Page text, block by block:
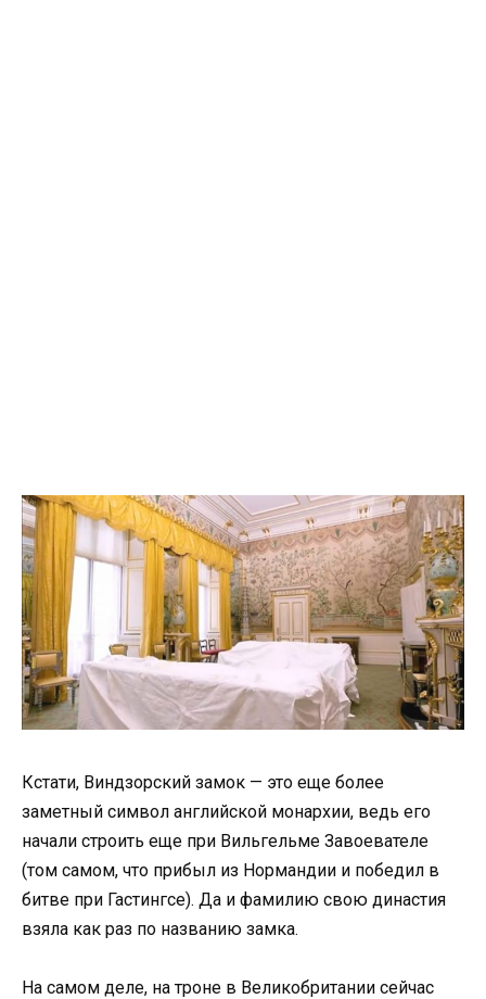
Кстати, Виндзорский замок — это еще более
заметный символ английской монархии, ведь его
начали строить еще при Вильгельме Завоевателе
(том самом, что прибыл из Нормандии и победил в
битве при Гастингсе). Да и фамилию свою династия
взяла как раз по названию замка.
На самом деле, на троне в Великобритании сейчас